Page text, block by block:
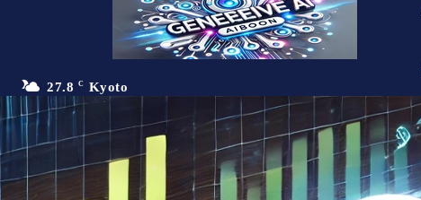
27.8 C Kyoto